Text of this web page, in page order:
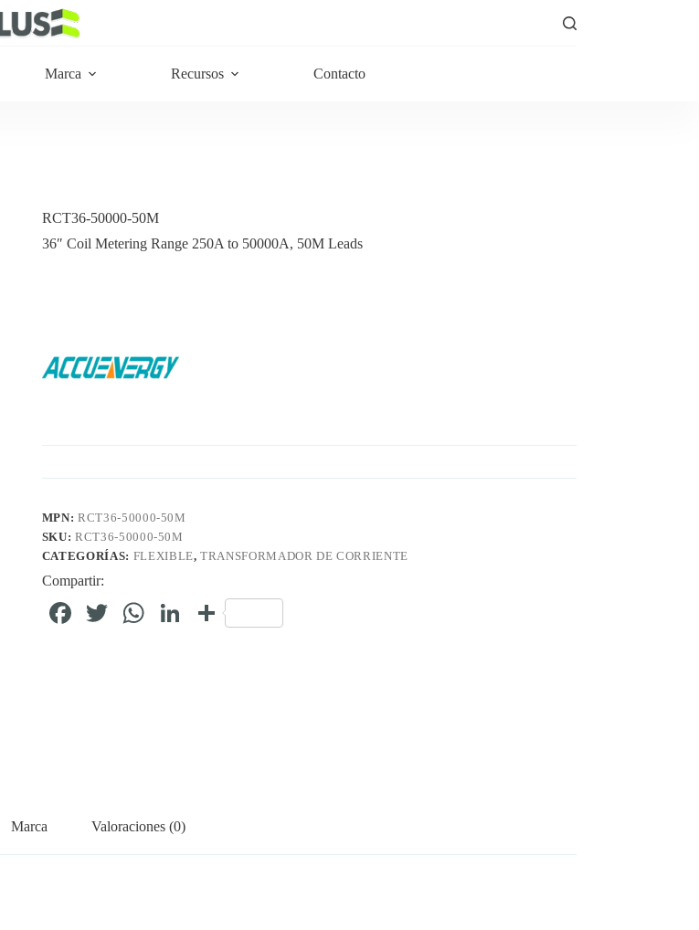
Marca Recursos Contacto
RCT36-50000-50M
36″ Coil Metering Range 250A to 50000A, 50M Leads
MPN:RCT36-50000-50M
SKU:RCT36-50000-50M
CATEGORÍAS: FLEXIBLE,TRANSFORMADOR DE CORRIENTE
Compartir:
Fa T
W
Li C
Marca Valoraciones (0)